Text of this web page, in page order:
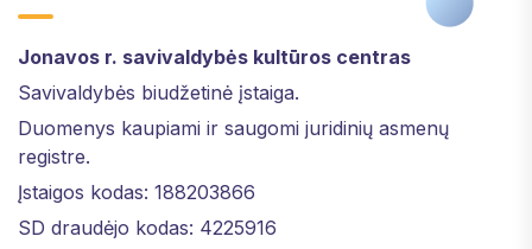
Jonavos r. savivaldybės kultūros centras
Savivaldybės biudžetinė įstaiga.
Duomenys kaupiami ir saugomi juridinių asmenų
registre.
Įstaigos kodas: 188203866
SD draudėjo kodas: 4225916